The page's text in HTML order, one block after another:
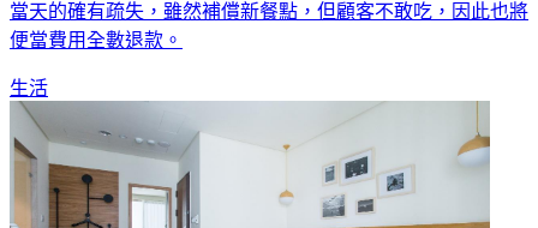
當天的確有疏失，雖然補償新餐點，但顧客不敢吃，因此也將
便當費用全數退款。
生活